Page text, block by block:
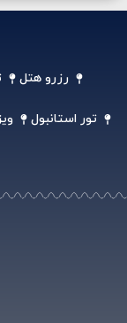
رزرو هتل
تور استانبول